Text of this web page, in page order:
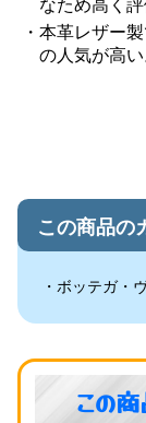
なため高く評
本革レザー
の人気が高い
この商品の
ボッテガ・
この